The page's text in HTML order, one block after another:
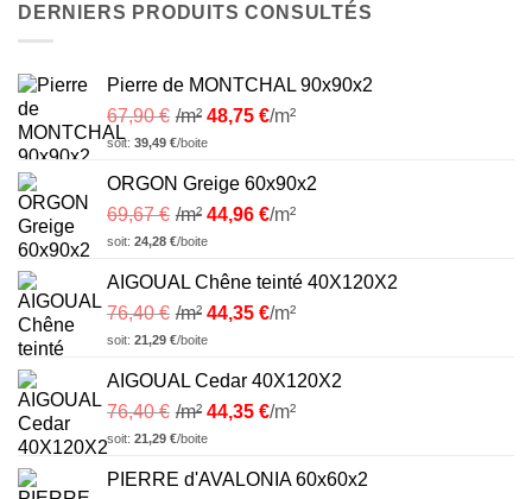
DERNIERS PRODUITS CONSULTÉS
Pierre de MONTCHAL 90x90x2
67,90€ /m² 48,75 €/m²
soit: 39,49 €/boite
ORGON Greige 60x90x2
69,67€ /m² 44,96 €/m²
soit: 24,28 €/boite
AIGOUAL Chêne teinté 40X120X2
76,40€ /m² 44,35 €/m²
soit: 21,29 €/boite
AIGOUAL Cedar 40X120X2
76,40€ /m² 44,35 €/m²
soit: 21,29 €/boite
PIERRE d'AVALONIA 60x60x2